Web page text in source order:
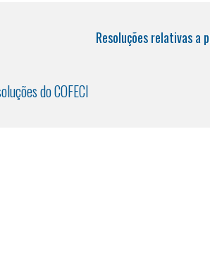
Resoluções relativas a
do COFECI